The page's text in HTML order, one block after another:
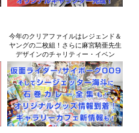
今年のクリアファイルはレジェンド＆
ヤングの二枚組！さらに麻宮騎亜先生
デザインのチャリティー・イベン
ト ...